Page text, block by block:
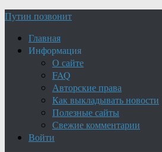
Путин позвонит
Главная
Информация
О сайте
FAQ
Авторские права
Как выкладывать новости
Полезные сайты
Свежие комментарии
Войти